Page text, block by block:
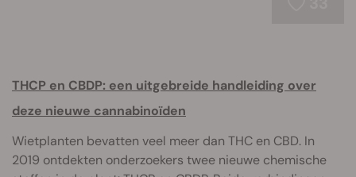
THCP en CBDP: een uitgebreide handleiding over
deze nieuwe cannabinoïden
Wietplanten bevatten veel meer dan THC en CBD. In
2019 ontdekten onderzoekers twee nieuwe chemische